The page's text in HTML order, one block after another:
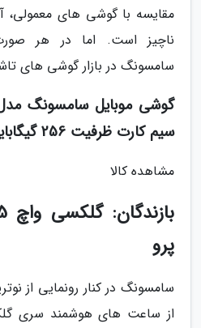
مقایسه با گوشی های معمولی،
ناچیز است. اما در هر
سامسونگ در بازار گوشی های تاشو 2022 را کتمان
سیم کارت ظرفیت 256 گیگابایت و رم 12 گیگابایت
مشاهده کالا
پرو
سامسونگ در کنار رونمایی از